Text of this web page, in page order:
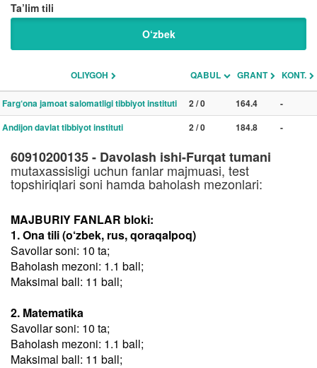
Ta’lim tili
O‘zbek
OLIYGOH QABUL GRANT KONT.
Farg‘ona jamoat salomatligi tibbiyot instituti 2 / 0 164.4
-
Andijon davlat tibbiyot instituti
2 / 0 184.8 -
60910200135 - Davolash ishi-Furqat tumani
mutaxassisligi uchun fanlar majmuasi, test
topshiriqlari soni hamda baholash mezonlari:
MAJBURIY FANLAR bloki:
1. Ona tili (o‘zbek, rus, qoraqalpoq)
Savollar soni: 10 ta;
Baholash mezoni: 1.1 ball;
Maksimal ball: 11 ball;
2. Matematika
Savollar soni: 10 ta;
Baholash mezoni: 1.1 ball;
Maksimal ball: 11 ball;